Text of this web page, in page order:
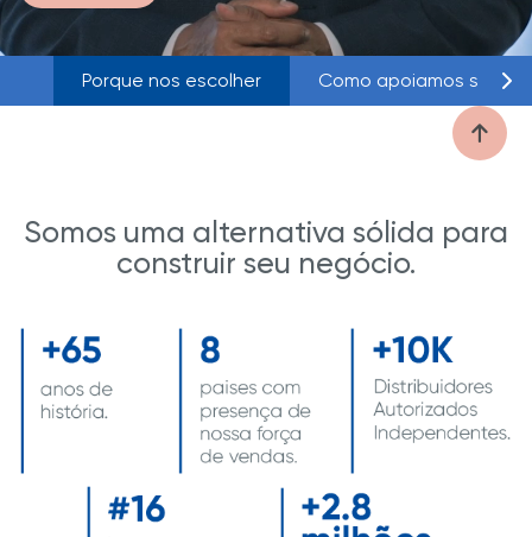
Porque nos escolher Como apoiamos seu
Somos uma alternativa sólida para
construir seu negócio.